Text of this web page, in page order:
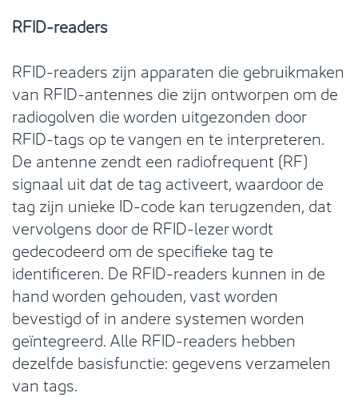
RFID-readers
RFID-readers zijn apparaten die gebruikmaken
van RFID-antennes die zijn ontworpen om de
radiogolven die worden uitgezonden door
RFID-tags op te vangen en te interpreteren.
De antenne zendt een radiofrequent (RF)
signaal uit dat de tag activeert, waardoor de
tag zijn unieke ID-code kan terugzenden, dat
vervolgens door de RFID-lezer wordt
gedecodeerd om de specifieke tag te
identificeren. De RFID-readers kunnen in de
hand worden gehouden, vast worden
bevestigd of in andere systemen worden
geïntegreerd. Alle RFID-readers hebben
dezelfde basisfunctie: gegevens verzamelen
van tags.